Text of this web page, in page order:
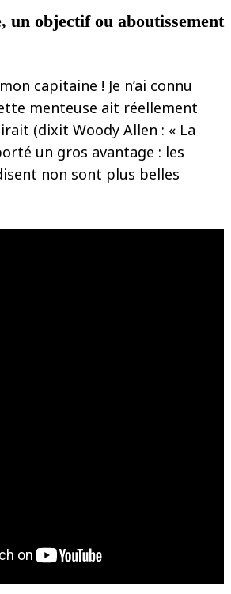
un objectif ou aboutissement
capitaine ! Je n’ai connu
menteuse ait réellement
(dixit Woody Allen : « La
un gros avantage : les
non sont plus belles